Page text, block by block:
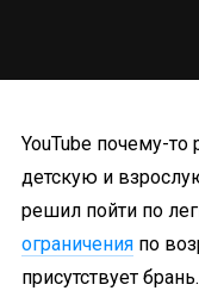
YouTube почему-
детскую и
решил пойти по
ограничения по
присутствует